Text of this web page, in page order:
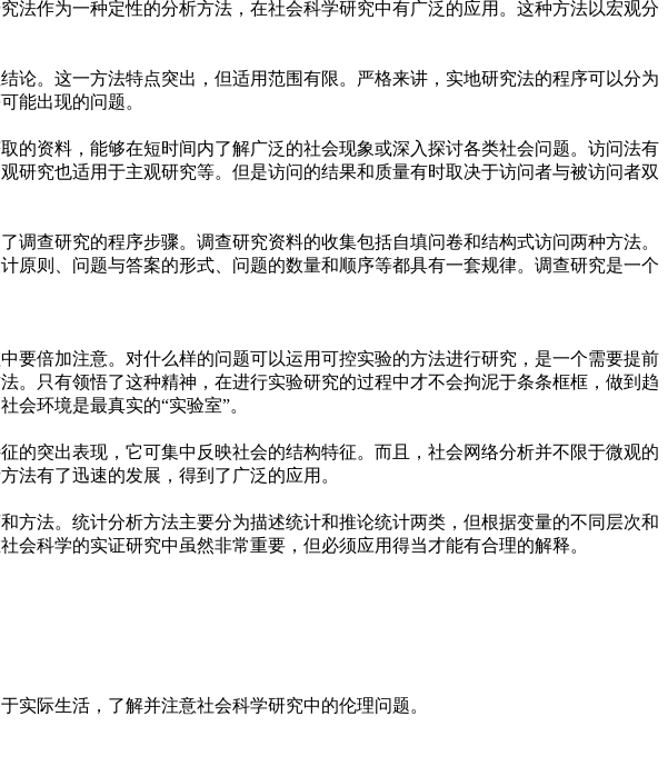
作为一种定性的分析方法，在社会科学研究中有广泛的应用。这种方法以宏观分
论。这一方法特点突出，但适用范围有限。严格来讲，实地研究法的程序可以分为
能出现的问题。
资料，能够在短时间内了解广泛的社会现象或深入探讨各类社会问题。访问法有
究也适用于主观研究等。但是访问的结果和质量有时取决于访问者与被访问者双
查研究的程序步骤。调查研究资料的收集包括自填问卷和结构式访问两种方法。
原则、问题与答案的形式、问题的数量和顺序等都具有一套规律。调查研究是一个
要倍加注意。对什么样的问题可以运用可控实验的方法进行研究，是一个需要提前
只有领悟了这种精神，在进行实验研究的过程中才不会拘泥于条条框框，做到趋
环境是最真实的“实验室”。
突出表现，它可集中反映社会的结构特征。而且，社会网络分析并不限于微观的
法有了迅速的发展，得到了广泛的应用。
法。统计分析方法主要分为描述统计和推论统计两类，但根据变量的不同层次和
科学的实证研究中虽然非常重要，但必须应用得当才能有合理的解释。
际生活，了解并注意社会科学研究中的伦理问题。